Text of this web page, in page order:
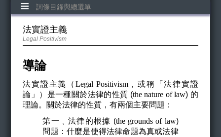
詞條目錄與總選單
法實證主義
Legal Positivism
導論
法實證主義（ Legal Positivism，或稱「法律實證
論」）是一種關於法律的性質 (the nature of law) 的
理論。關於法律的性質，有兩個主要問題：
第一﹑法律的根據 (the grounds of law)
問題：什麼是使得法律命題為真或法律